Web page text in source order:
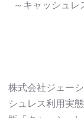
～キャッシュ
株式会社ジェー
シュレス利用実